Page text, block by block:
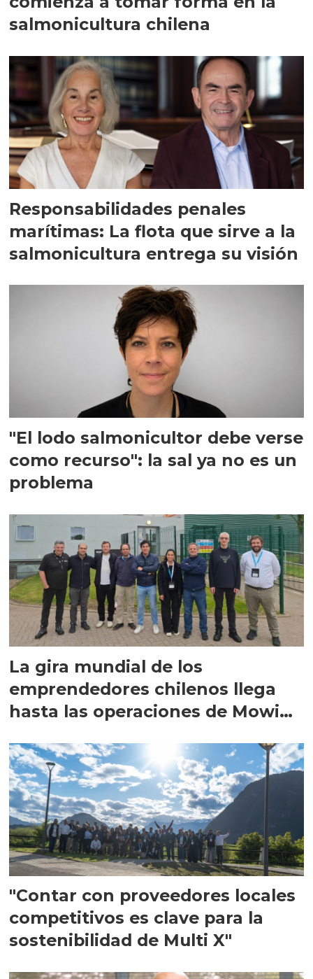
salmonicultura chilena
Responsabilidades penales
marítimas: La flota que sirve a la
salmonicultura entrega su visión
"El lodo salmonicultor debe verse
como recurso": la sal ya no es un
problema
La gira mundial de los
emprendedores chilenos llega
hasta las operaciones de Mowi
"Contar con proveedores locales
competitivos es clave para la
sostenibilidad de Multi X"